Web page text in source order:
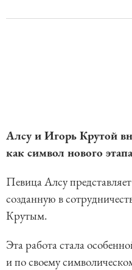
Алсу и Игорь Крутой
как символ нового этапа
Певица Алсу
созданную в
Крутым.
Эта работа стала
и по своему